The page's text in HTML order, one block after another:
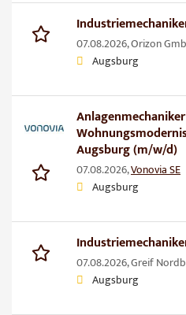
07.08.2026,Orizon
Augsburg
Augsburg (m/w/d)
07.08.2026,Vonovia SE
Augsburg
07.08.2026,Greif
Augsburg